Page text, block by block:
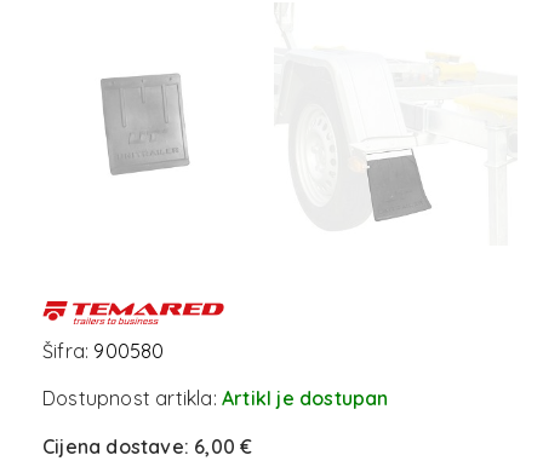
Šifra: 900580
Dostupnost artikla: Artikl je dostupan
Cijena dostave: 6,00 €